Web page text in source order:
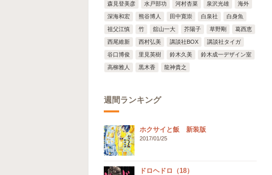
森見登美彦 水戸部功 河村杏菜 泉沢光雄 海外
深海和宏 熊谷博人 田中寛崇 白泉社 白身魚
祖父江慎 竹 舘山一大 芥陽子 草野剛 葛西恵
西尾維新 西村弘美 講談社BOX 講談社タイガ
谷口博俊 里見英樹 鈴木久美 鈴木成一デザイン室
高柳雅人 黒木香 龍神貴之
週間ランキング
ホクサイと飯 新装版
2017/01/25
ドロヘドロ（18）